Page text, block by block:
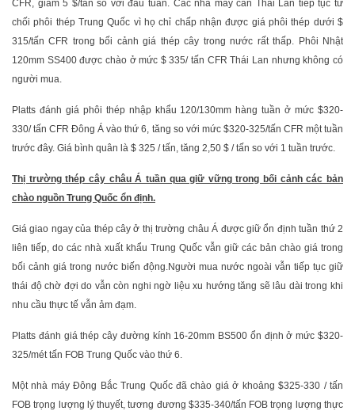
CFR, giảm 5 $/tấn so với đầu tuần. Các nhà máy cán Thái Lan tiếp tục từ
chối phôi thép Trung Quốc vì họ chỉ chấp nhận được giá phôi thép dưới $
315/tấn CFR trong bối cảnh giá thép cây trong nước rất thấp. Phôi Nhật
120mm SS400 được chào ở mức $ 335/ tấn CFR Thái Lan nhưng không có
người mua.
Platts đánh giá phôi thép nhập khẩu 120/130mm hàng tuần ở mức $320-
330/ tấn CFR Đông Á vào thứ 6, tăng so với mức $320-325/tấn CFR một tuần
trước đây. Giá bình quân là $ 325 / tấn, tăng 2,50 $ / tấn so với 1 tuần trước.
Thị trường thép cây châu Á tuần qua giữ vững trong bối cảnh các bản
chào nguồn Trung Quốc ổn định.
Giá giao ngay của thép cây ở thị trường châu Á được giữ ổn định tuần thứ 2
liên tiếp, do các nhà xuất khẩu Trung Quốc vẫn giữ các bản chào giá trong
bối cảnh giá trong nước biến động.Người mua nước ngoài vẫn tiếp tục giữ
thái độ chờ đợi do vẫn còn nghi ngờ liệu xu hướng tăng sẽ lâu dài trong khi
nhu cầu thực tế vẫn ảm đạm.
Platts đánh giá thép cây đường kính 16-20mm BS500 ổn định ở mức $320-
325/mét tấn FOB Trung Quốc vào thứ 6.
Một nhà máy Đông Bắc Trung Quốc đã chào giá ở khoảng $325-330 / tấn
FOB trọng lượng lý thuyết, tương đương $335-340/tấn FOB trọng lượng thực